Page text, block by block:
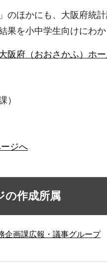
のほかにも、大阪府統
果を小中学生向けにわ
阪府（おおさかふ）ホ
）
ジへ
の作成所属
企画課広報・議事グループ